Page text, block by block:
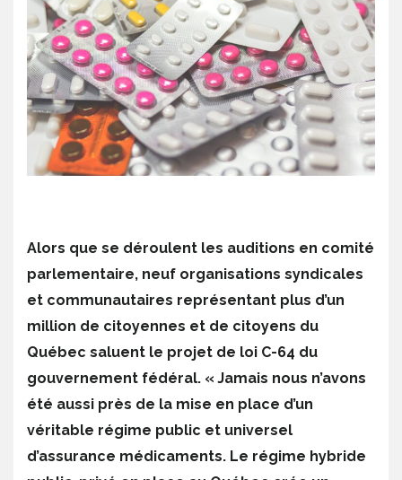
Alors que se déroulent les auditions en comité
parlementaire, neuf organisations syndicales
et communautaires représentant plus d’un
million de citoyennes et de citoyens du
Québec saluent le projet de loi C-64 du
gouvernement fédéral. « Jamais nous n’avons
été aussi près de la mise en place d’un
véritable régime public et universel
d’assurance médicaments. Le régime hybride